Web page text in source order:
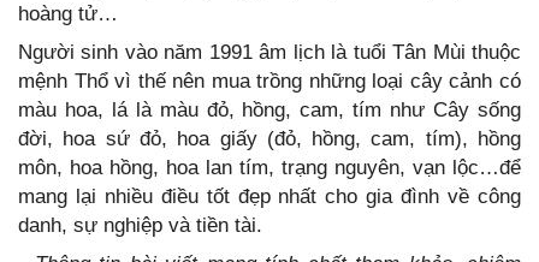
hoàng tử…
Người sinh vào năm 1991 âm lịch là tuổi Tân Mùi thuộc
mệnh Thổ vì thế nên mua trồng những loại cây cảnh có
màu hoa, lá là màu đỏ, hồng, cam, tím như Cây sống
đời, hoa sứ đỏ, hoa giấy (đỏ, hồng, cam, tím), hồng
môn, hoa hồng, hoa lan tím, trạng nguyên, vạn lộc…để
mang lại nhiều điều tốt đẹp nhất cho gia đình về công
danh, sự nghiệp và tiền tài.